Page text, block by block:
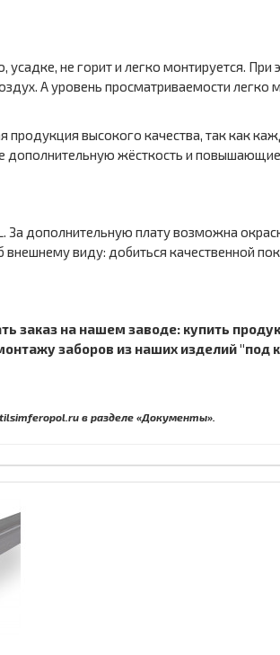
не горит и легко монтируется. При
А уровень просматриваемости
высокого качества, так как
жёсткость и повышающие
дополнительную плату возможна
виду: добиться качественной
заказ на нашем заводе: купить
заборов из наших изделий "под
в разделе «Документы».